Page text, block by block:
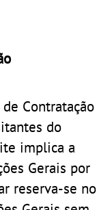
Contratação
do
implica a
Gerais por
reserva-se no